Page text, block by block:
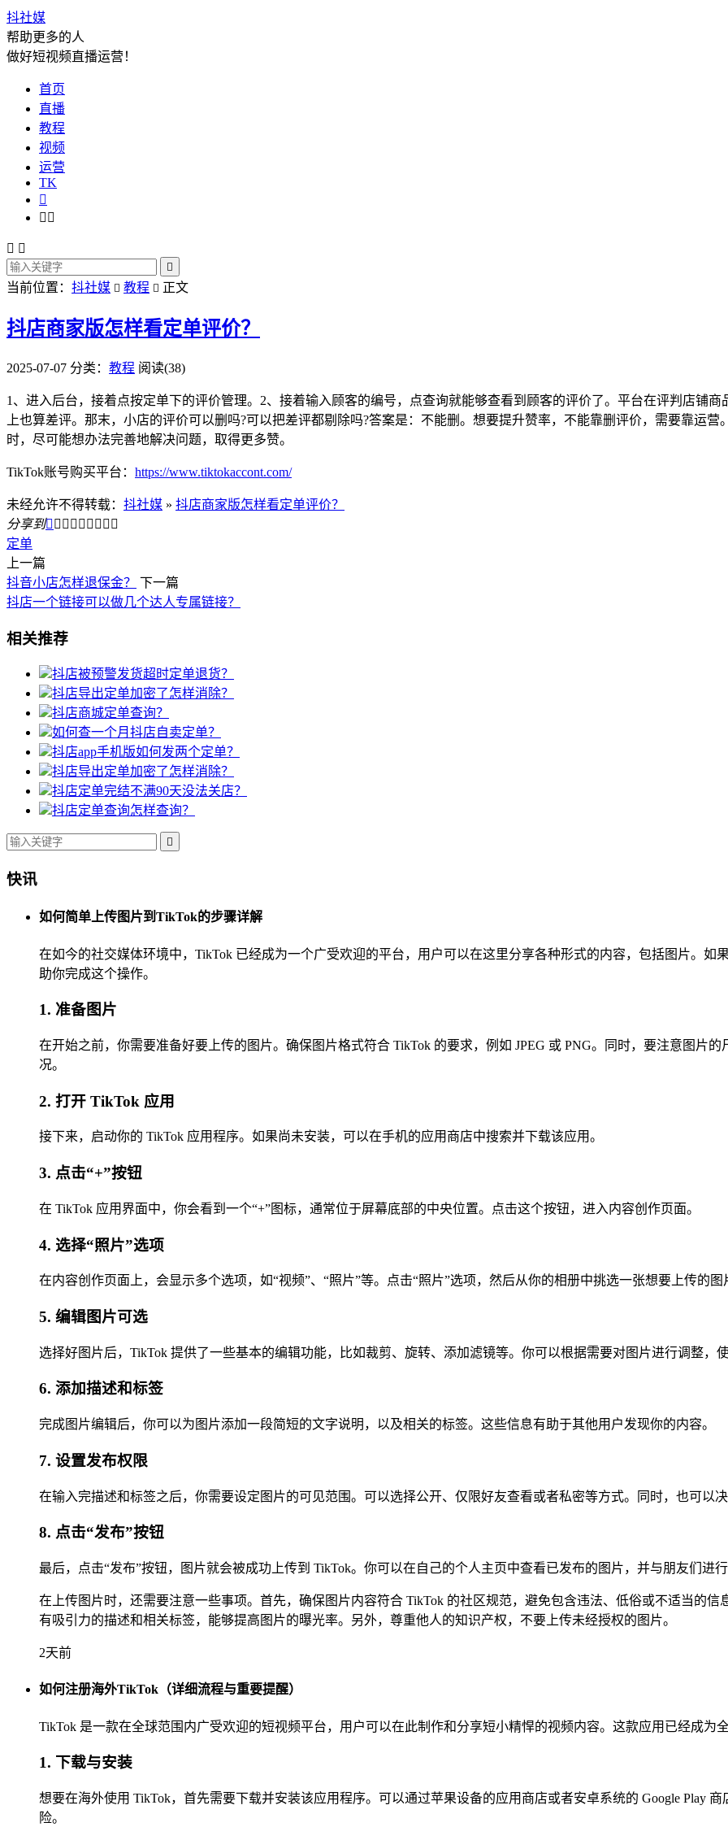
抖社媒
帮助更多的人
做好短视频直播运营！
首页
直播
教程
视频
运营
TK

 
 

当前位置： 抖社媒  教程  正文
抖店商家版怎样看定单评价？
2025-07-07 分类： 教程 阅读(38)
1、进入后台，接着点按定单下的评价管理。2、接着输入顾客的编号，点查询就能够查看到顾客的评价了。平台在评判店铺
上也算差评。那末，小店的评价可以删吗?可以把差评都剔除吗?答案是：不能删。想要提升赞率，不能靠删评价，需要靠运
时，尽可能想办法完善地解决问题，取得更多赞。
TikTok账号购买平台： https://www.tiktokaccont.com/
未经允许不得转载： 抖社媒 » 抖店商家版怎样看定单评价？
分享到        
定单
上一篇
抖音小店怎样退保金？
下一篇
抖店一个链接可以做几个达人专属链接？
相关推荐
抖店被预警发货超时定单退货？
抖店导出定单加密了怎样消除？
抖店商城定单查询？
如何查一个月抖店自卖定单？
抖店app手机版如何发两个定单？
抖店导出定单加密了怎样消除？
抖店定单完结不满90天没法关店？
抖店定单查询怎样查询？

快讯
如何简单上传图片到TikTok的步骤详解
在如今的社交媒体环境中，TikTok 已经成为一个广受欢迎的平台，用户可以在这里分享各种形式的内容，包括图片。如
助你完成这个操作。
1. 准备图片
在开始之前，你需要准备好要上传的图片。确保图片格式符合 TikTok 的要求，例如 JPEG 或 PNG。同时，要注意图片
况。
2. 打开 TikTok 应用
接下来，启动你的 TikTok 应用程序。如果尚未安装，可以在手机的应用商店中搜索并下载该应用。
3. 点击“+”按钮
在 TikTok 应用界面中，你会看到一个“+”图标，通常位于屏幕底部的中央位置。点击这个按钮，进入内容创作页面。
4. 选择“照片”选项
在内容创作页面上，会显示多个选项，如“视频”、“照片”等。点击“照片”选项，然后从你的相册中挑选一张想要上传的图
5. 编辑图片可选
选择好图片后，TikTok 提供了一些基本的编辑功能，比如裁剪、旋转、添加滤镜等。你可以根据需要对图片进行调整，使
6. 添加描述和标签
完成图片编辑后，你可以为图片添加一段简短的文字说明，以及相关的标签。这些信息有助于其他用户发现你的内容。
7. 设置发布权限
在输入完描述和标签之后，你需要设定图片的可见范围。可以选择公开、仅限好友查看或者私密等方式。同时，也可以
8. 点击“发布”按钮
最后，点击“发布”按钮，图片就会被成功上传到 TikTok。你可以在自己的个人主页中查看已发布的图片，并与朋友们进行
在上传图片时，还需要注意一些事项。首先，确保图片内容符合 TikTok 的社区规范，避免包含违法、低俗或不适当的
有吸引力的描述和相关标签，能够提高图片的曝光率。另外，尊重他人的知识产权，不要上传未经授权的图片。
2天前
如何注册海外TikTok（详细流程与重要提醒）
TikTok 是一款在全球范围内广受欢迎的短视频平台，用户可以在此制作和分享短小精悍的视频内容。这款应用已经成为
1. 下载与安装
想要在海外使用 TikTok，首先需要下载并安装该应用程序。可以通过苹果设备的应用商店或者安卓系统的 Google Play
险。